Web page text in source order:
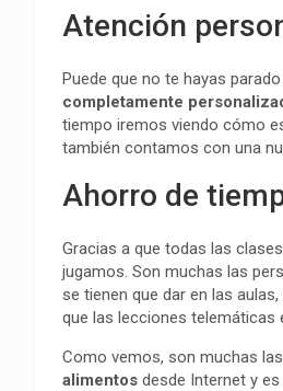
Atención
Puede que no te hayas
completamente
tiempo iremos viendo cómo
también contamos con una
Ahorro de
Gracias a que todas las
jugamos. Son muchas las
se tienen que dar en las
que las lecciones telemáticas
Como vemos, son muchas
alimentos desde Internet y